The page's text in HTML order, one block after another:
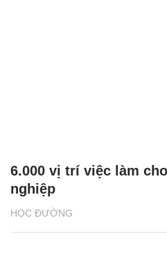
HỌC ĐƯỜNG
6.000 vị trí việc làm
nghiệp